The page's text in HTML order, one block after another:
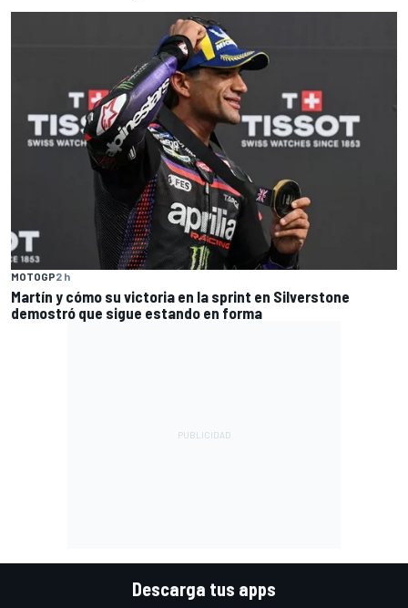
MOTOGP2 h
Martín y cómo su victoria en la sprint en Silverstone
demostró que sigue estando en forma
Descarga tus apps